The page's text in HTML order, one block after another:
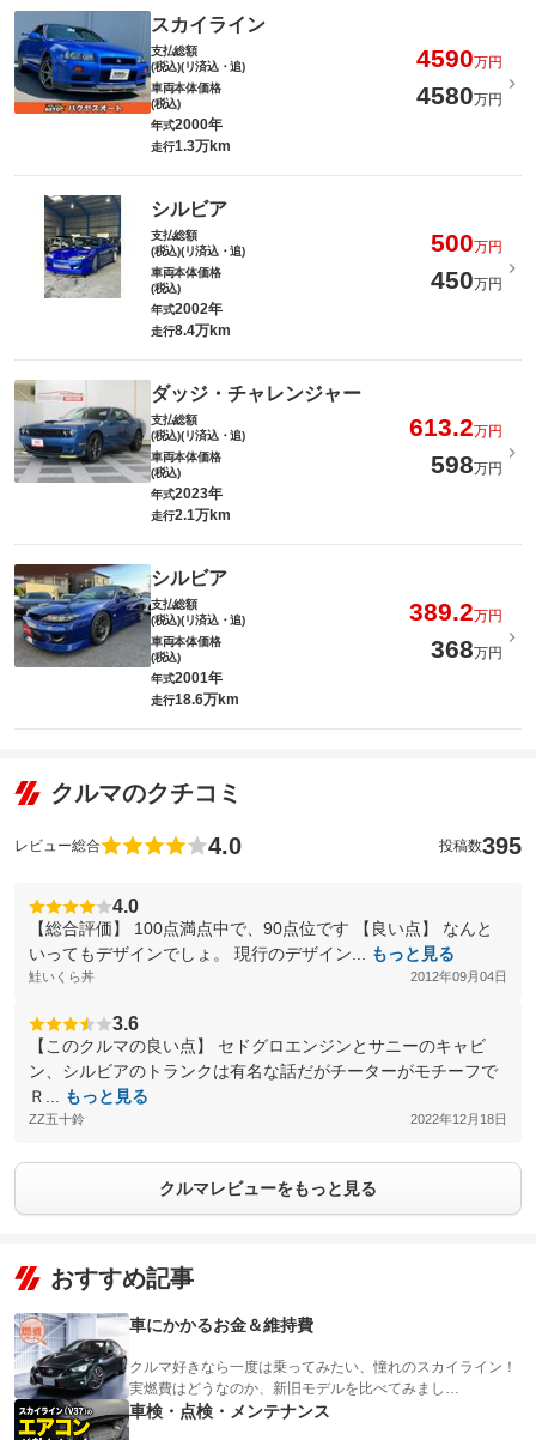
スカイライン
支払総額
(税込)(リ済込・追)
4590万円
車両本体価格
(税込)
4580万円
年式2000年
走行1.3万km
シルビア
支払総額
(税込)(リ済込・追)
500万円
車両本体価格
(税込)
450万円
年式2002年
走行8.4万km
ダッジ・チャレンジャー
支払総額
(税込)(リ済込・追)
613.2万円
車両本体価格
(税込)
598万円
年式2023年
走行2.1万km
シルビア
支払総額
(税込)(リ済込・追)
389.2万円
車両本体価格
(税込)
368万円
年式2001年
走行18.6万km
クルマのクチコミ
レビュー総合 4.0 投稿数395
4.0
【総合評価】 100点満点中で、90点位です 【良い点】 なんと
いってもデザインでしょ。 現行のデザイン...
もっと見る
鮭いくら丼 2012年09月04日
3.6
【このクルマの良い点】 セドグロエンジンとサニーのキャビ
ン、シルビアのトランクは有名な話だがチーターがモチーフで
Ｒ...
もっと見る
ZZ五十鈴 2022年12月18日
クルマレビューをもっと見る
おすすめ記事
車にかかるお金＆維持費
クルマ好きなら一度は乗ってみたい、憧れのスカイライン！
実燃費はどうなのか、新旧モデルを比べてみまし…
車検・点検・メンテナンス